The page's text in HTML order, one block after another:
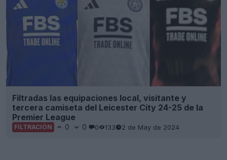
Filtradas las equipaciones local, visitante y
tercera camiseta del Leicester City 24-25 de la
Premier League
FILTRACIÓN 0 0 0 133 2 de May de 2024